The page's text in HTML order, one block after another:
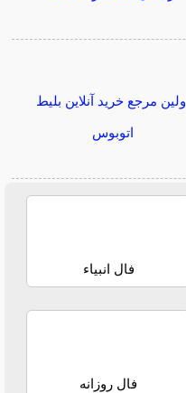
اولین مرجع خرید آنلاین بلیط
اتوبوس
فال انبیاء
فال روزانه